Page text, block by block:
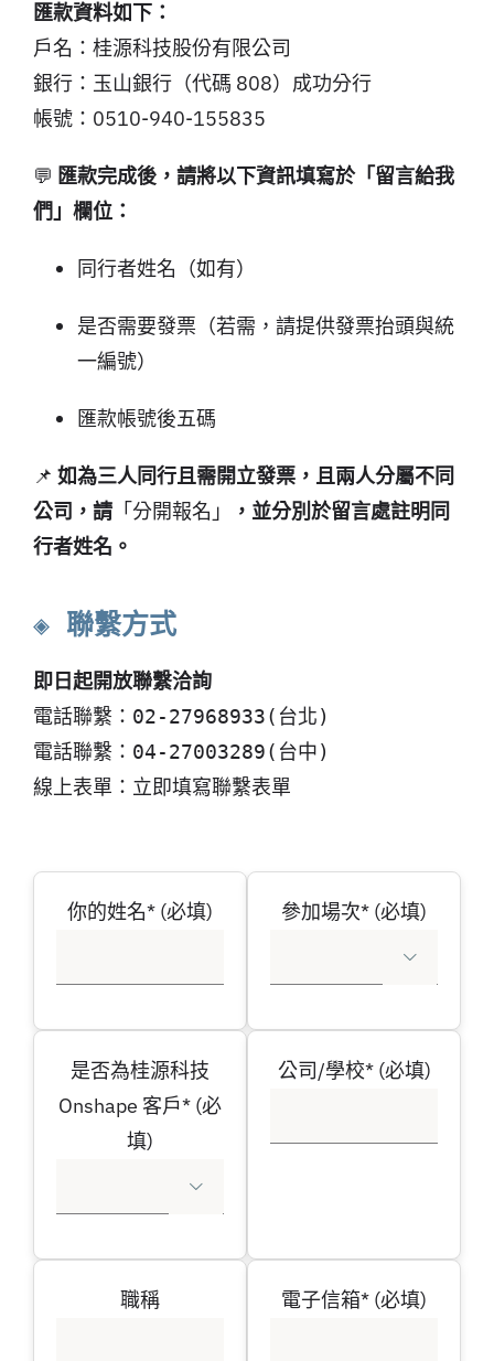
匯款資料如下：
戶名：桂源科技股份有限公司
銀行：玉山銀行（代碼 808）成功分行
帳號：0510-940-155835
💬 匯款完成後，請將以下資訊填寫於「留言給我
們」欄位：
同行者姓名（如有）
是否需要發票（若需，請提供發票抬頭與統
一編號）
匯款帳號後五碼
📌 如為三人同行且需開立發票，且兩人分屬不同
公司，請 「分開報名」
，並分別於留言處註明同
行者姓名。
◈ 聯繫方式
即日起開放聯繫洽詢
電話聯繫：02-27968933(台北)
電話聯繫：04-27003289(台中)
線上表單：立即填寫聯繫表單
你的姓名* (必填) 參加場次* (必填)

是否為桂源科技
Onshape 客戶* (必
填)

公司/學校* (必填)
職稱 電子信箱* (必填)